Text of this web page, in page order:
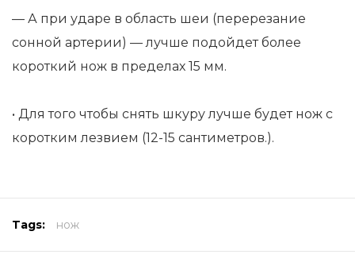
— А при ударе в область шеи (перерезание
сонной артерии) — лучше подойдет более
короткий нож в пределах 15 мм.
• Для того чтобы снять шкуру лучше будет нож с
коротким лезвием (12-15 сантиметров.).
Tags: нож